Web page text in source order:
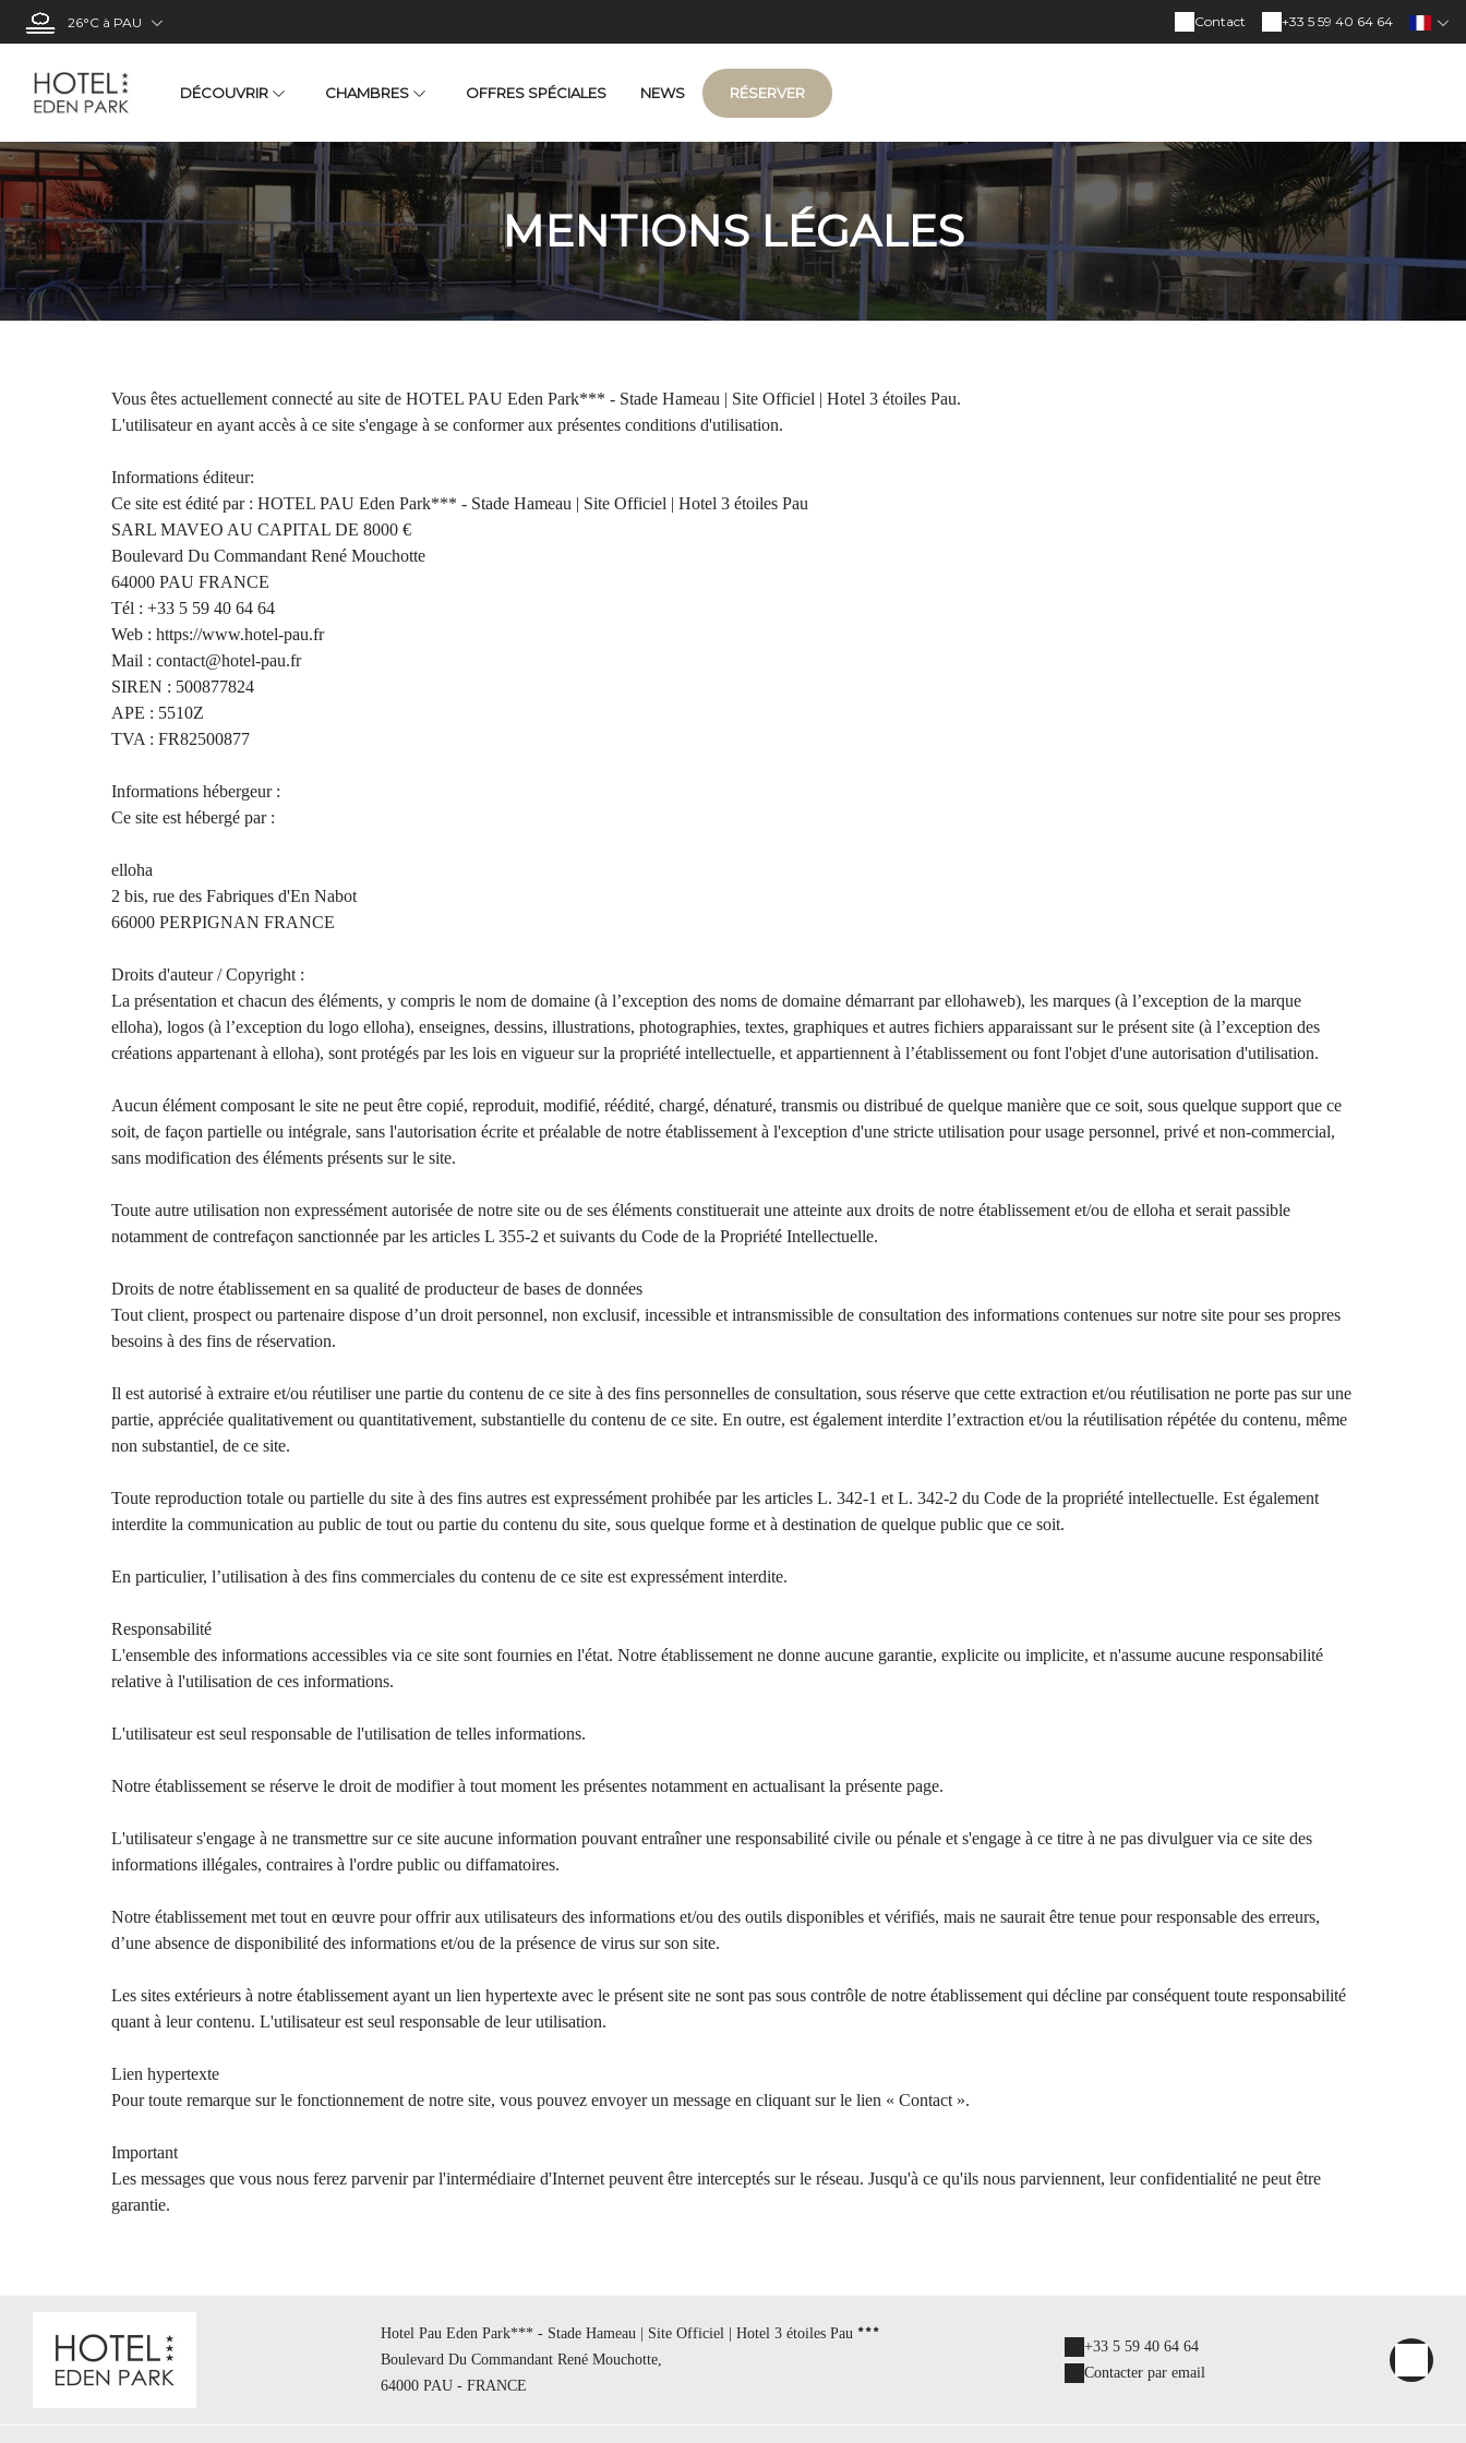
26°C à PAU +33 5 59 40 64 64
Contact
DÉCOUVRIR
Visiter Pau
Comment venir ?
Proche de l'hotel Eden Park
GROUPES
CHAMBRES
Chambre Double
Chambre 2 lits séparés
Chambre Famille (2 adultes et 2 enfants)
OFFRES SPÉCIALES NEWS RÉSERVER
MENTIONS LÉGALES
Vous êtes actuellement connecté au site de HOTEL PAU Eden Park*** - Stade Hameau | Site Officiel | Hotel 3 étoiles Pau.
L'utilisateur en ayant accès à ce site s'engage à se conformer aux présentes conditions d'utilisation.
Informations éditeur:
Ce site est édité par : HOTEL PAU Eden Park*** - Stade Hameau | Site Officiel | Hotel 3 étoiles Pau
SARL MAVEO AU CAPITAL DE 8000 €
Boulevard Du Commandant René Mouchotte
64000 PAU FRANCE
Tél : +33 5 59 40 64 64
Web : https://www.hotel-pau.fr
Mail : contact@hotel-pau.fr
SIREN : 500877824
APE : 5510Z
TVA : FR82500877
Informations hébergeur :
Ce site est hébergé par :
elloha
2 bis, rue des Fabriques d'En Nabot
66000 PERPIGNAN FRANCE
Droits d'auteur / Copyright :
La présentation et chacun des éléments, y compris le nom de domaine (à l’exception des noms de domaine démarrant par ellohaweb), les marques (à l’exception de la marque
elloha), logos (à l’exception du logo elloha), enseignes, dessins, illustrations, photographies, textes, graphiques et autres fichiers apparaissant sur le présent site (à l’exception des
créations appartenant à elloha), sont protégés par les lois en vigueur sur la propriété intellectuelle, et appartiennent à l’établissement ou font l'objet d'une autorisation d'utilisation.
Aucun élément composant le site ne peut être copié, reproduit, modifié, réédité, chargé, dénaturé, transmis ou distribué de quelque manière que ce soit, sous quelque support que ce
soit, de façon partielle ou intégrale, sans l'autorisation écrite et préalable de notre établissement à l'exception d'une stricte utilisation pour usage personnel, privé et non-commercial,
sans modification des éléments présents sur le site.
Toute autre utilisation non expressément autorisée de notre site ou de ses éléments constituerait une atteinte aux droits de notre établissement et/ou de elloha et serait passible
notamment de contrefaçon sanctionnée par les articles L 355-2 et suivants du Code de la Propriété Intellectuelle.
Droits de notre établissement en sa qualité de producteur de bases de données
Tout client, prospect ou partenaire dispose d’un droit personnel, non exclusif, incessible et intransmissible de consultation des informations contenues sur notre site pour ses propres
besoins à des fins de réservation.
Il est autorisé à extraire et/ou réutiliser une partie du contenu de ce site à des fins personnelles de consultation, sous réserve que cette extraction et/ou réutilisation ne porte pas sur une
partie, appréciée qualitativement ou quantitativement, substantielle du contenu de ce site. En outre, est également interdite l’extraction et/ou la réutilisation répétée du contenu, même
non substantiel, de ce site.
Toute reproduction totale ou partielle du site à des fins autres est expressément prohibée par les articles L. 342-1 et L. 342-2 du Code de la propriété intellectuelle. Est également
interdite la communication au public de tout ou partie du contenu du site, sous quelque forme et à destination de quelque public que ce soit.
En particulier, l’utilisation à des fins commerciales du contenu de ce site est expressément interdite.
Responsabilité
L'ensemble des informations accessibles via ce site sont fournies en l'état. Notre établissement ne donne aucune garantie, explicite ou implicite, et n'assume aucune responsabilité
relative à l'utilisation de ces informations.
L'utilisateur est seul responsable de l'utilisation de telles informations.
Notre établissement se réserve le droit de modifier à tout moment les présentes notamment en actualisant la présente page.
L'utilisateur s'engage à ne transmettre sur ce site aucune information pouvant entraîner une responsabilité civile ou pénale et s'engage à ce titre à ne pas divulguer via ce site des
informations illégales, contraires à l'ordre public ou diffamatoires.
Notre établissement met tout en œuvre pour offrir aux utilisateurs des informations et/ou des outils disponibles et vérifiés, mais ne saurait être tenue pour responsable des erreurs,
d’une absence de disponibilité des informations et/ou de la présence de virus sur son site.
Les sites extérieurs à notre établissement ayant un lien hypertexte avec le présent site ne sont pas sous contrôle de notre établissement qui décline par conséquent toute responsabilité
quant à leur contenu. L'utilisateur est seul responsable de leur utilisation.
Lien hypertexte
Pour toute remarque sur le fonctionnement de notre site, vous pouvez envoyer un message en cliquant sur le lien « Contact ».
Important
Les messages que vous nous ferez parvenir par l'intermédiaire d'Internet peuvent être interceptés sur le réseau. Jusqu'à ce qu'ils nous parviennent, leur confidentialité ne peut être
garantie.
Hotel Pau Eden Park*** - Stade Hameau | Site Officiel | Hotel 3 étoiles Pau
Boulevard Du Commandant René Mouchotte,
64000 PAU - FRANCE
+33 5 59 40 64 64
Contacter par email